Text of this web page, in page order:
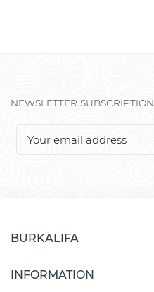
NEWSLETTER SUBSCRIPTION
BURKALIFA
INFORMATION